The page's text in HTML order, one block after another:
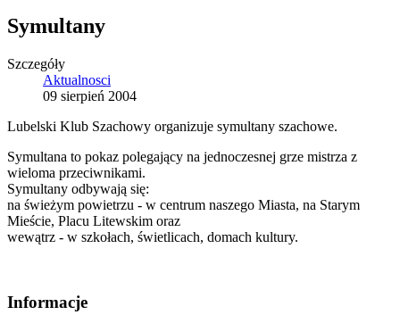
Symultany
Szczegóły
Aktualnosci
09 sierpień 2004
Lubelski Klub Szachowy organizuje symultany szachowe.
Symultana to pokaz polegający na jednoczesnej grze mistrza z
wieloma przeciwnikami.
Symultany odbywają się:
na świeżym powietrzu - w centrum naszego Miasta, na Starym
Mieście, Placu Litewskim oraz
wewątrz - w szkołach, świetlicach, domach kultury.
Informacje